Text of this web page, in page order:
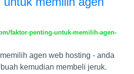
faktor-penting-untuk-memilih-agen-
agen web hosting - anda
kemudian membeli jeruk.